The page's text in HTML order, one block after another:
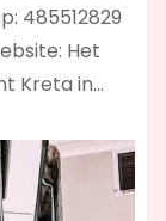
485512829
Het
Kreta in…